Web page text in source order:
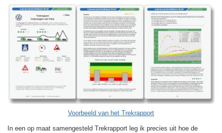
Voorbeeld van het Trekrapport
In een op maat samengesteld Trekrapport leg ik precies uit hoe de